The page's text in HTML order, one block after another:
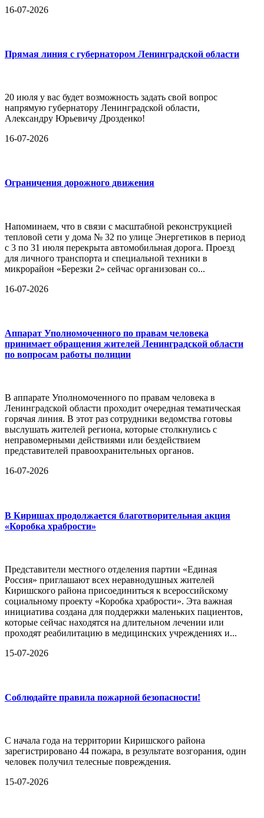
16-07-2026
Прямая линия с губернатором Ленинградской области
20 июля у вас будет возможность задать свой вопрос
напрямую губернатору Ленинградской области,
Александру Юрьевичу Дрозденко!
16-07-2026
Ограничения дорожного движения
Напоминаем, что в связи с масштабной реконструкцией
тепловой сети у дома № 32 по улице Энергетиков в период
с 3 по 31 июля перекрыта автомобильная дорога. Проезд
для личного транспорта и специальной техники в
микрорайон «Березки 2» сейчас организован со...
16-07-2026
Аппарат Уполномоченного по правам человека
принимает обращения жителей Ленинградской области
по вопросам работы полиции
В аппарате Уполномоченного по правам человека в
Ленинградской области проходит очередная тематическая
горячая линия. В этот раз сотрудники ведомства готовы
выслушать жителей региона, которые столкнулись с
неправомерными действиями или бездействием
представителей правоохранительных органов.
16-07-2026
В Киришах продолжается благотворительная акция
«Коробка храбрости»
Представители местного отделения партии «Единая
Россия» приглашают всех неравнодушных жителей
Киришского района присоединиться к всероссийскому
социальному проекту «Коробка храбрости». Эта важная
инициатива создана для поддержки маленьких пациентов,
которые сейчас находятся на длительном лечении или
проходят реабилитацию в медицинских учреждениях и...
15-07-2026
Соблюдайте правила пожарной безопасности!
С начала года на территории Киришского района
зарегистрировано 44 пожара, в результате возгорания, один
человек получил телесные повреждения.
15-07-2026